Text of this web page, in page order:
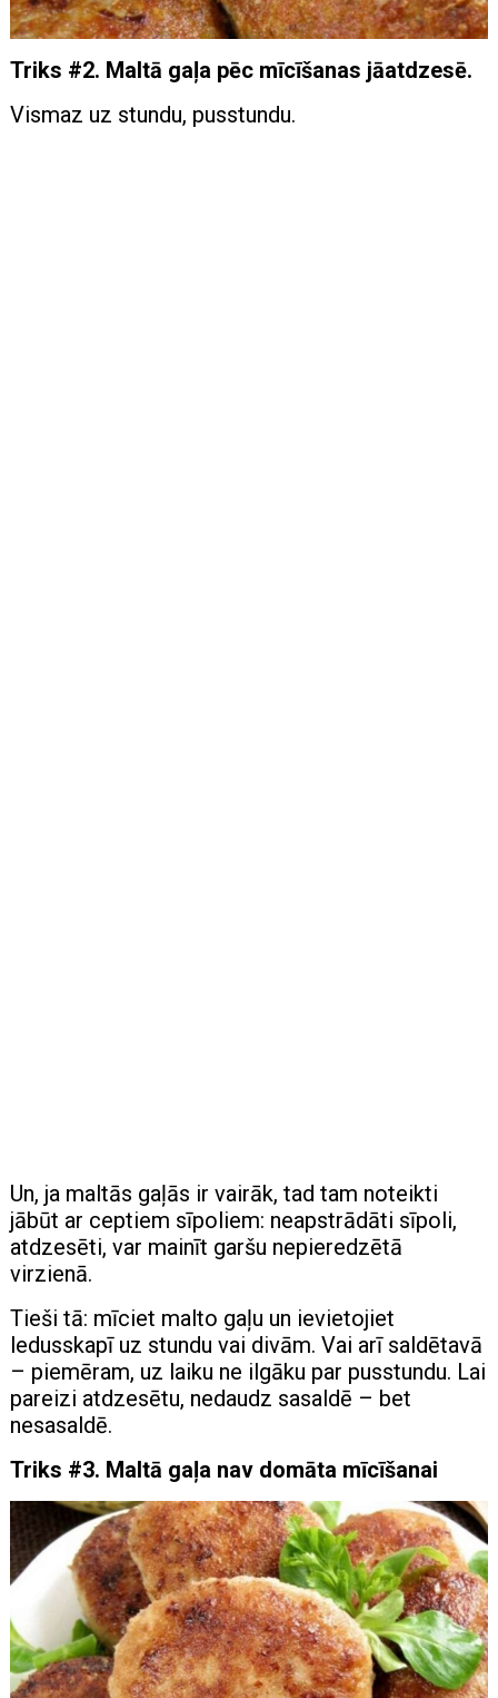
Triks #2. Maltā gaļa pēc mīcīšanas jāatdzesē.
Vismaz uz stundu, pusstundu.
Un, ja maltās gaļās ir vairāk, tad tam noteikti
jābūt ar ceptiem sīpoliem: neapstrādāti sīpoli,
atdzesēti, var mainīt garšu nepieredzētā
virzienā.
Tieši tā: mīciet malto gaļu un ievietojiet
ledusskapī uz stundu vai divām. Vai arī saldētavā
– piemēram, uz laiku ne ilgāku par pusstundu. Lai
pareizi atdzesētu, nedaudz sasaldē – bet
nesasaldē.
Triks #3. Maltā gaļa nav domāta mīcīšanai